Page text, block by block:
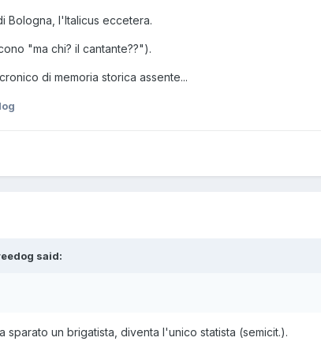
Bologna, l'Italicus eccetera.
"ma chi? il cantante??").
di memoria storica assente...
said:
sparato un brigatista, diventa l'unico statista (semicit.).